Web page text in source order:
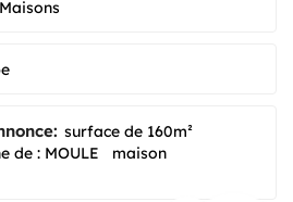
Maisons
surface de 160m²
de : MOULE
maison